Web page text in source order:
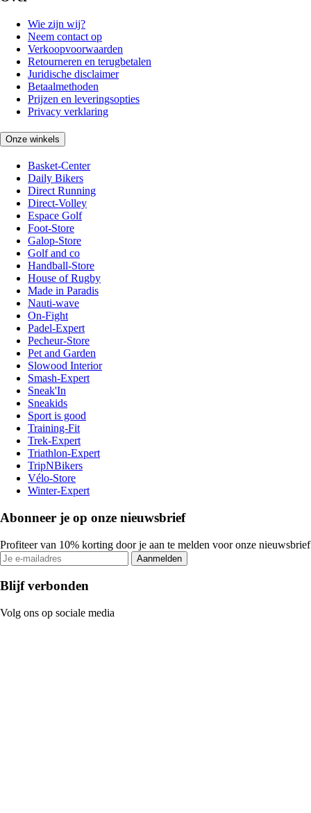
Wie zijn wij?
Neem contact op
Verkoopvoorwaarden
Retourneren en terugbetalen
Juridische disclaimer
Betaalmethoden
Prijzen en leveringsopties
Privacy verklaring
Onze winkels
Basket-Center
Daily Bikers
Direct Running
Direct-Volley
Espace Golf
Foot-Store
Galop-Store
Golf and co
Handball-Store
House of Rugby
Made in Paradis
Nauti-wave
On-Fight
Padel-Expert
Pecheur-Store
Pet and Garden
Slowood Interior
Smash-Expert
Sneak'In
Sneakids
Sport is good
Training-Fit
Trek-Expert
Triathlon-Expert
TripNBikers
Vélo-Store
Winter-Expert
Abonneer je op onze nieuwsbrief
Profiteer van 10% korting door je aan te melden voor onze nieuwsbrief
Aanmelden
Blijf verbonden
Volg ons op sociale media